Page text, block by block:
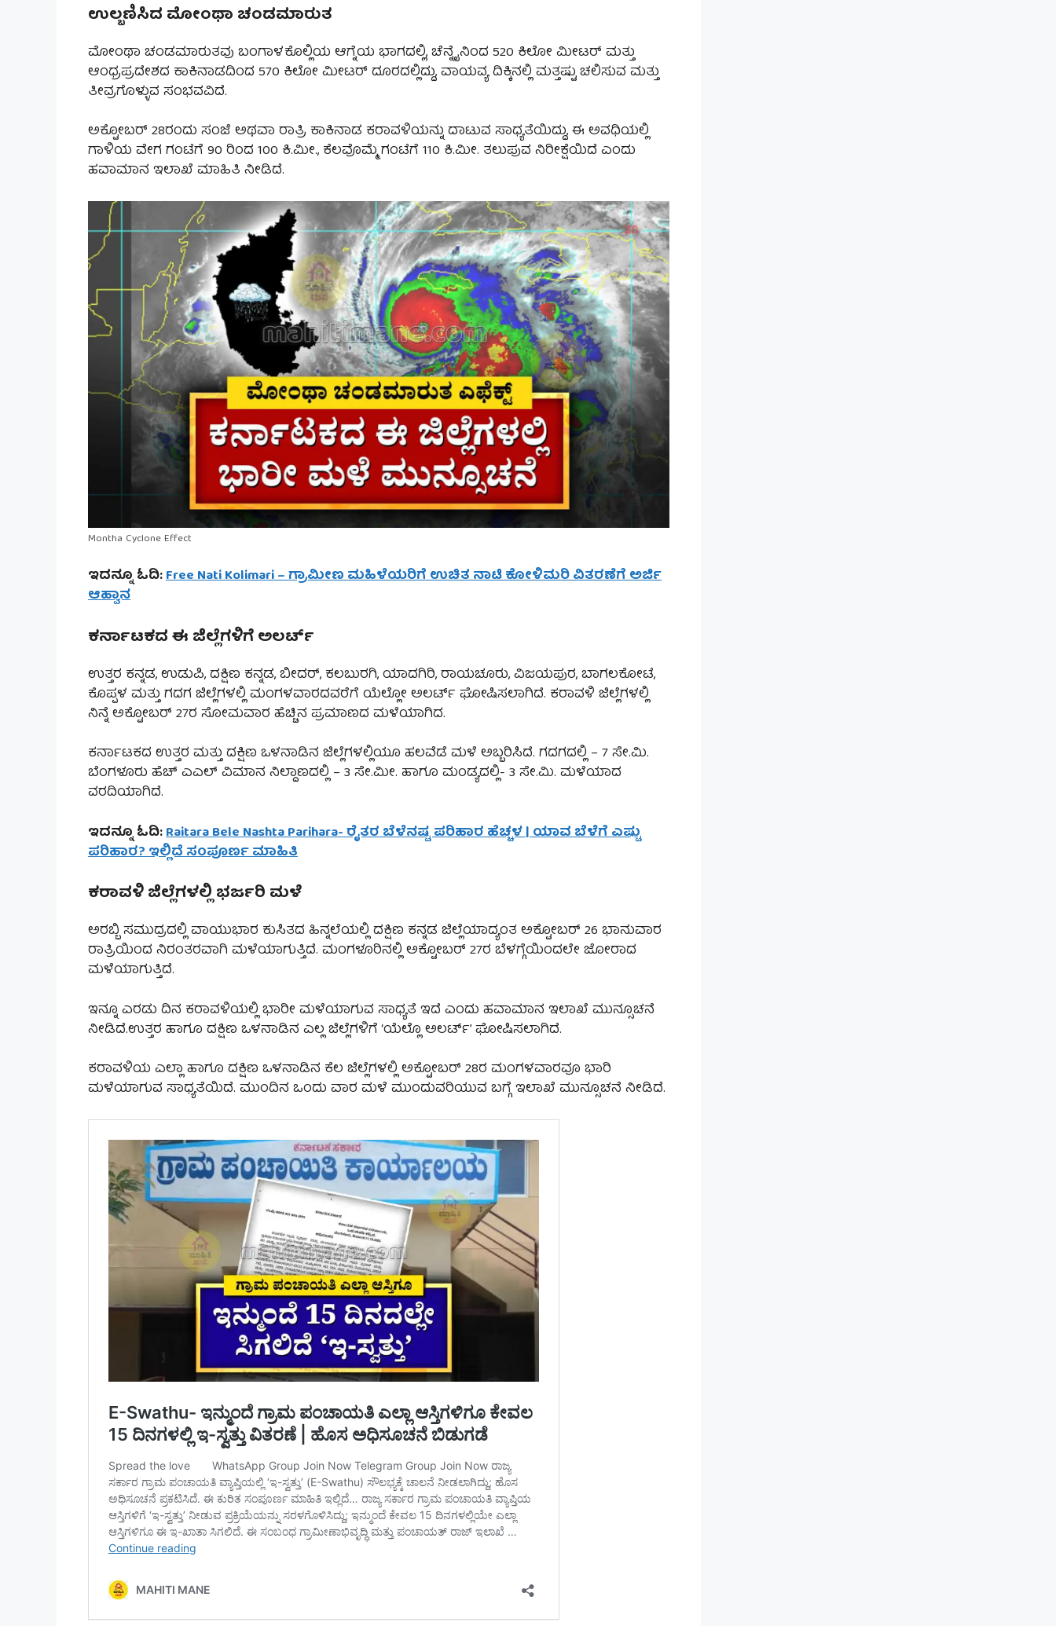
ಉಲ್ಬಣಿಸಿದ ಮೋಂಥಾ ಚಂಡಮಾರುತ
ಮೋಂಥಾ ಚಂಡಮಾರುತವು ಬಂಗಾಳಕೊಲ್ಲಿಯ ಆಗ್ನೆಯ ಭಾಗದಲ್ಲಿ, ಚೆನ್ನೈನಿಂದ 520 ಕಿಲೋ ಮೀಟರ್ ಮತ್ತು
ಆಂಧ್ರಪ್ರದೇಶದ ಕಾಕಿನಾಡದಿಂದ 570 ಕಿಲೋ ಮೀಟರ್ ದೂರದಲ್ಲಿದ್ದು, ವಾಯವ್ಯ ದಿಕ್ಕಿನಲ್ಲಿ ಮತ್ತಷ್ಟು ಚಲಿಸುವ ಮತ್ತು
ತೀವ್ರಗೊಳ್ಳುವ ಸಂಭವವಿದೆ.
ಅಕ್ಟೋಬರ್ 28ರಂದು ಸಂಜೆ ಅಥವಾ ರಾತ್ರಿ ಕಾಕಿನಾಡ ಕರಾವಳಿಯನ್ನು ದಾಟುವ ಸಾಧ್ಯತೆಯಿದ್ದು, ಈ ಅವಧಿಯಲ್ಲಿ
ಗಾಳಿಯ ವೇಗ ಗಂಟೆಗೆ 90 ರಿಂದ 100 ಕಿ.ಮೀ., ಕೆಲವೊಮ್ಮೆ ಗಂಟೆಗೆ 110 ಕಿ.ಮೀ. ತಲುಪುವ ನಿರೀಕ್ಷೆಯಿದೆ ಎಂದು
ಹವಾಮಾನ ಇಲಾಖೆ ಮಾಹಿತಿ ನೀಡಿದೆ.
Montha Cyclone Effect
ಇದನ್ನೂ ಓದಿ:Free Nati Kolimari – ಗ್ರಾಮೀಣ ಮಹಿಳೆಯರಿಗೆ ಉಚಿತ ನಾಟಿ ಕೋಳಿಮರಿ ವಿತರಣೆಗೆ ಅರ್ಜಿ
ಆಹ್ವಾನ
ಕರ್ನಾಟಕದ ಈ ಜಿಲ್ಲೆಗಳಿಗೆ ಅಲರ್ಟ್
ಉತ್ತರ ಕನ್ನಡ, ಉಡುಪಿ, ದಕ್ಷಿಣ ಕನ್ನಡ, ಬೀದರ್, ಕಲಬುರಗಿ, ಯಾದಗಿರಿ, ರಾಯಚೂರು, ವಿಜಯಪುರ, ಬಾಗಲಕೋಟೆ,
ಕೊಪ್ಪಳ ಮತ್ತು ಗದಗ ಜಿಲ್ಲೆಗಳಲ್ಲಿ ಮಂಗಳವಾರದವರೆಗೆ ಯೆಲ್ಲೋ ಅಲರ್ಟ್ ಘೋಷಿಸಲಾಗಿದೆ. ಕರಾವಳಿ ಜಿಲ್ಲೆಗಳಲ್ಲಿ
ನಿನ್ನೆ ಅಕ್ಟೋಬರ್ 27ರ ಸೋಮವಾರ ಹೆಚ್ಚಿನ ಪ್ರಮಾಣದ ಮಳೆಯಾಗಿದ.
ಕರ್ನಾಟಕದ ಉತ್ತರ ಮತ್ತು ದಕ್ಷಿಣ ಒಳನಾಡಿನ ಜಿಲ್ಲೆಗಳಲ್ಲಿಯೂ ಹಲವೆಡೆ ಮಳೆ ಅಬ್ಬರಿಸಿದೆ. ಗದಗದಲ್ಲಿ – 7 ಸೇ.ಮಿ.
ಬೆಂಗಳೂರು ಹೆಚ್ ಎಎಲ್ ವಿಮಾನ ನಿಲ್ದಾಣದಲ್ಲಿ – 3 ಸೇ.ಮೀ. ಹಾಗೂ ಮಂಡ್ಯದಲ್ಲಿ- 3 ಸೇ.ಮಿ. ಮಳೆಯಾದ
ವರದಿಯಾಗಿದೆ.
ಇದನ್ನೂ ಓದಿ:Raitara Bele Nashta Parihara- ರೈತರ ಬೆಳೆನಷ್ಟ ಪರಿಹಾರ ಹೆಚ್ಚಳ | ಯಾವ ಬೆಳೆಗೆ ಎಷ್ಟು
ಪರಿಹಾರ? ಇಲ್ಲಿದೆ ಸಂಪೂರ್ಣ ಮಾಹಿತಿ
ಕರಾವಳಿ ಜಿಲ್ಲೆಗಳಲ್ಲಿ ಭರ್ಜರಿ ಮಳೆ
ಅರಬ್ಬಿ ಸಮುದ್ರದಲ್ಲಿ ವಾಯುಭಾರ ಕುಸಿತದ ಹಿನ್ನಲೆಯಲ್ಲಿ ದಕ್ಷಿಣ ಕನ್ನಡ ಜಿಲ್ಲೆಯಾದ್ಯಂತ ಅಕ್ಟೋಬರ್ 26 ಭಾನುವಾರ
ರಾತ್ರಿಯಿಂದ ನಿರಂತರವಾಗಿ ಮಳೆಯಾಗುತ್ತಿದೆ. ಮಂಗಳೂರಿನಲ್ಲಿ ಅಕ್ಟೋಬರ್ 27ರ ಬೆಳಗ್ಗೆಯಿಂದಲೇ ಜೋರಾದ
ಮಳೆಯಾಗುತ್ತಿದೆ.
ಇನ್ನೂ ಎರಡು ದಿನ ಕರಾವಳಿಯಲ್ಲಿ ಭಾರೀ ಮಳೆಯಾಗುವ ಸಾಧ್ಯತೆ ಇದೆ ಎಂದು ಹವಾಮಾನ ಇಲಾಖೆ ಮುನ್ಸೂಚನೆ
ನೀಡಿದೆ.ಉತ್ತರ ಹಾಗೂ ದಕ್ಷಿಣ ಒಳನಾಡಿನ ಎಲ್ಲ ಜಿಲ್ಲೆಗಳಿಗೆ ‘ಯೆಲ್ಲೊ ಅಲರ್ಟ್’ ಘೋಷಿಸಲಾಗಿದೆ.
ಕರಾವಳಿಯ ಎಲ್ಲಾ ಹಾಗೂ ದಕ್ಷಿಣ ಒಳನಾಡಿನ ಕೆಲ ಜಿಲ್ಲೆಗಳಲ್ಲಿ ಅಕ್ಟೋಬರ್ 28ರ ಮಂಗಳವಾರವೂ ಭಾರಿ
ಮಳೆಯಾಗುವ ಸಾಧ್ಯತೆಯಿದೆ. ಮುಂದಿನ ಒಂದು ವಾರ ಮಳೆ ಮುಂದುವರಿಯುವ ಬಗ್ಗೆ ಇಲಾಖೆ ಮುನ್ಸೂಚನೆ ನೀಡಿದೆ.